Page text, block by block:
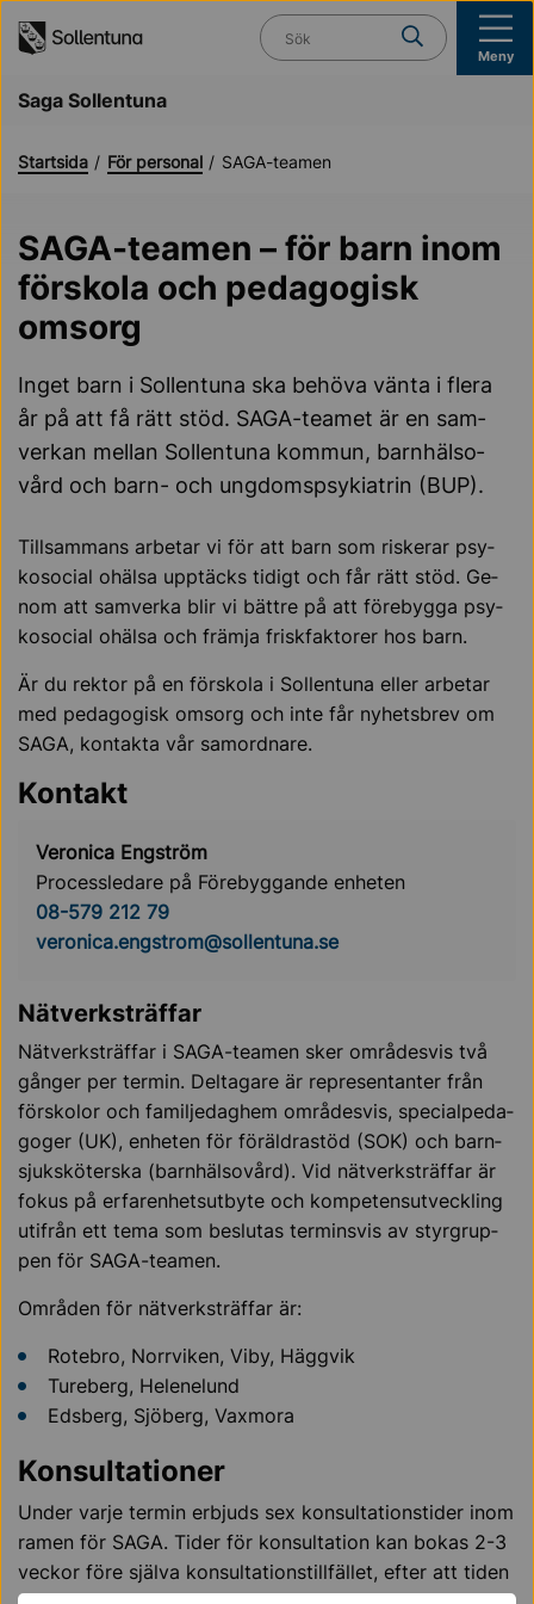
Vad söker du?
Meny
Saga Sollentuna
Startsida För personal SAGA-teamen
SAGA-teamen – för barn inom
förskola och pedagogisk
omsorg
Ing­et barn i Sol­len­tu­na ska be­hö­va vän­ta i fle­ra
år på att få rätt stöd. SA­GA-tea­met är en sam­
ver­kan mel­lan Sollentuna kommun, barn­häl­so­
vård och barn- och ung­doms­psy­ki­a­trin (BUP).
Till­sam­mans arbetar vi för att barn som ris­ke­rar psy­
ko­so­ci­al ohäl­sa upp­täcks ti­digt och får rätt stöd. Ge­
nom att sam­ver­ka blir vi bätt­re på att fö­re­byg­ga psy­
ko­so­ci­al ohäl­sa och främ­ja frisk­fak­to­rer hos barn.
Är du rek­tor på en för­sko­la i Sol­len­tu­na el­ler ar­be­tar
med pe­da­go­gisk om­sorg och in­te får ny­hets­brev om
SA­GA, kon­tak­ta vår samordnare.
Kontakt
Veronica Engström
Processledare på Förebyggande enheten
08-579 212 79
veronica.engstrom@sollentuna.se
Nätverksträffar
Nät­verk­sträf­far i SA­GA-tea­men sker om­rå­des­vis två
gång­er per ter­min. Del­ta­ga­re är re­pre­sen­tan­ter från
för­sko­lor och fa­mil­je­dag­hem om­rå­des­vis, spe­ci­al­pe­da­
go­ger (UK), enheten för föräldrastöd (SOK) och barn­
sjuk­skö­ters­ka (barn­häl­so­vård). Vid nät­verk­sträf­far är
fo­kus på er­fa­ren­hets­ut­byte och kom­pe­tens­ut­veck­ling
ut­i­från ett te­ma som be­slu­tas ter­mins­vis av styr­grup­
pen för SA­GA-tea­men.
Om­rå­den för nät­verk­sträf­far är:
Rotebro, Norrviken, Viby, Häggvik
Tureberg, Helenelund
Edsberg, Sjöberg, Vaxmora
Konsultationer
Un­der varje ter­min er­bjuds sex kon­sul­ta­tions­ti­der inom
ramen för SAGA. Ti­der för kon­sul­ta­tion kan bo­kas 2-3
vec­kor fö­re själ­va kon­sul­ta­tions­till­fäl­let, ef­ter att ti­den